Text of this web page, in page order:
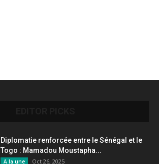
Diplomatie renforcée entre le Sénégal et le
Togo : Mamadou Moustapha...
A la une Oct 26, 2025